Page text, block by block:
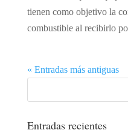
tienen como objetivo la
combustible al recibirlo
« Entradas más antiguas
Entradas recientes